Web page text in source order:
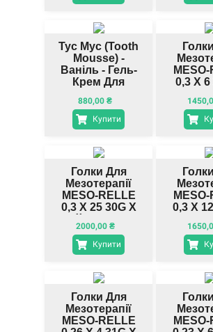
Тус Мус (Tooth
Mousse) -
Ваніль - Гель-
Крем Для
Зубів
880,00 ₴
Купити
0,3 X 6
Голки Для
Мезотерапії
MESO-RELLE
0,3 X 25 30G X
Жовті (100
Шт.)
2000,00₴
Купити
0,3 X
Голки Для
Мезотерапії
MESO-RELLE